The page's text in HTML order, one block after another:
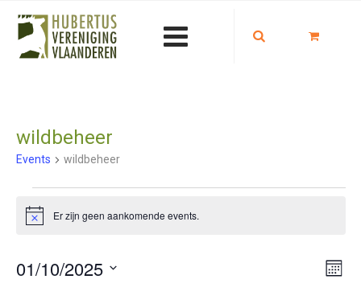
wildbeheer
Events wildbeheer
Events
Notice Er zijn geen aankomende events.
01/10/2025